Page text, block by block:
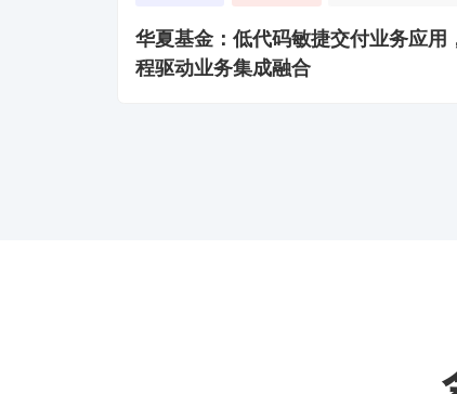
华夏基金：低代码敏捷交付业务应用
程驱动业务集成融合